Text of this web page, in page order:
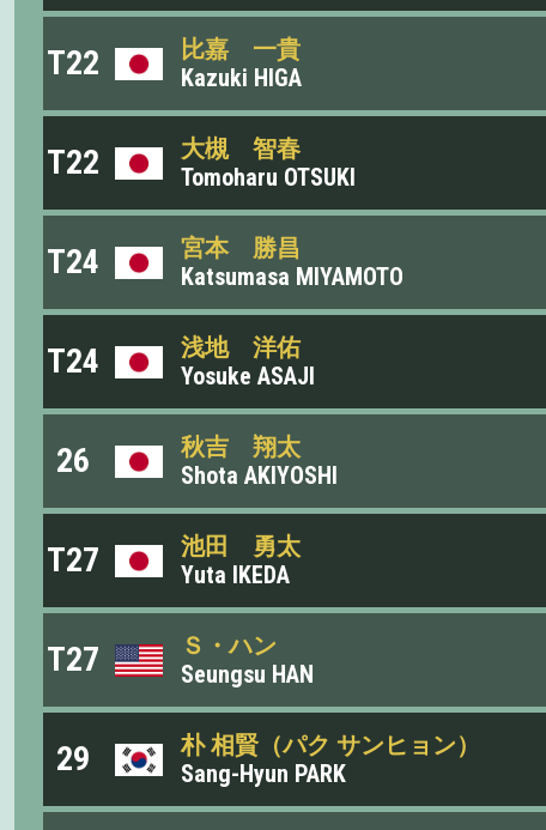
T22
比嘉 一貴
Kazuki HIGA
T22
大槻 智春
Tomoharu OTSUKI
T24
宮本 勝昌
Katsumasa MIYAMOTO
T24
浅地 洋佑
Yosuke ASAJI
26
秋吉 翔太
Shota AKIYOSHI
T27
池田 勇太
Yuta IKEDA
T27
Ｓ・ハン
Seungsu HAN
29
朴 相賢（パク サンヒョン）
Sang-Hyun PARK